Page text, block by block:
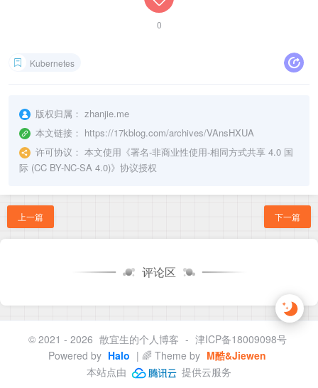
0
Kubernetes
版权归属： zhanjie.me
本文链接： https://17kblog.com/archives/VAnsHXUA
许可协议： 本文使用《署名-非商业性使用-相同方式共享 4.0 国
际 (CC BY-NC-SA 4.0)》协议授权
上一篇 下一篇
评论区
© 2021 - 2026 散宜生的个人博客 - 津ICP备18009098号
Powered by Halo | 🌈 Theme by M酷&Jiewen
本站点由
提供云服务